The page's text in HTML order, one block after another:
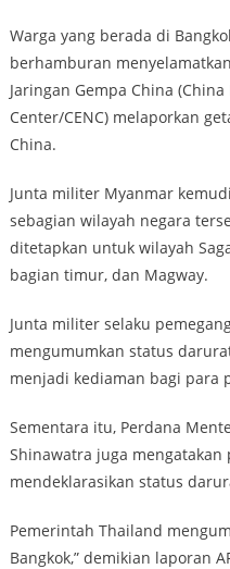
Warga yang berada di
berhamburan
Jaringan Gempa China
Center/CENC) melaporkan
China.
Junta militer Myanmar
sebagian wilayah negara
ditetapkan untuk wilayah
bagian timur, dan Magway.
Junta militer selaku
mengumumkan status
menjadi kediaman bagi para
Sementara itu, Perdana
Shinawatra juga
mendeklarasikan status
Pemerintah Thailand
Bangkok,” demikian laporan